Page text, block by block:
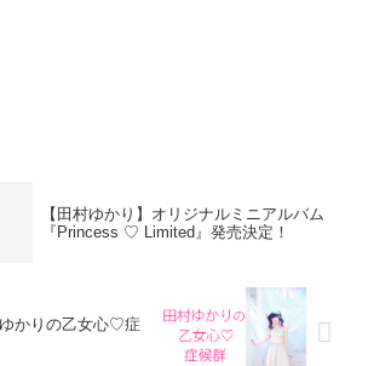
【田村ゆかり】オリジナルミニアルバム
『Princess ♡ Limited』発売決定！
ゆかりの乙女心♡症